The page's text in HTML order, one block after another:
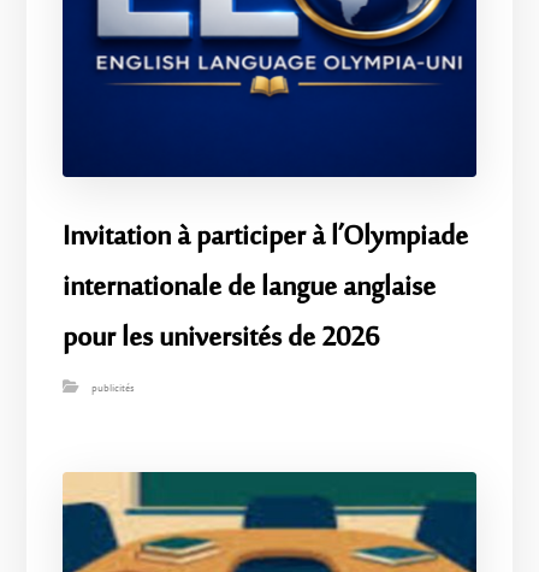
Invitation à participer à l’Olympiade
internationale de langue anglaise
pour les universités de 2026
publicités